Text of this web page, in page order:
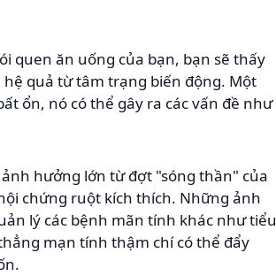
quen ăn uống của bạn, bạn sẽ thấy
quả từ tâm trạng biến động. Một
ổn, nó có thể gây ra các vấn đề như
hưởng lớn từ đợt "sóng thần" của
chứng ruột kích thích. Những ảnh
lý các bệnh mãn tính khác như tiểu
mạn tính thậm chí có thể đẩy